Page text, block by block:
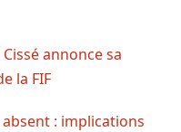
annonce sa
la FIF
absent : implications